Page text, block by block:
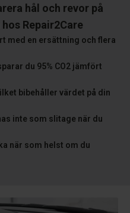
hål och revor på
Repair2Care
med en ersättning och flera
du 95% CO2 jämfört
bibehåller värdet på din
inte som slitage när du
när som helst om du